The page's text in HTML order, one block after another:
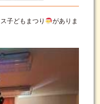
子どもまつり
がありま